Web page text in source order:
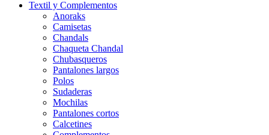
Textil y Complementos
Anoraks
Camisetas
Chandals
Chaqueta Chandal
Chubasqueros
Pantalones largos
Polos
Sudaderas
Mochilas
Pantalones cortos
Calcetines